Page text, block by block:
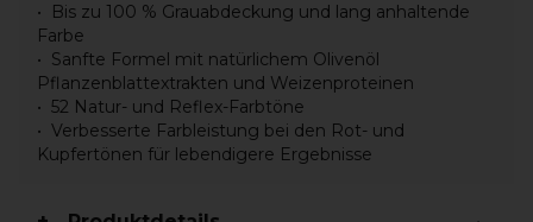
Bis zu 100 % Grauabdeckung und lang anhaltende
Farbe
Sanfte Formel mit natürlichem Olivenöl
Pflanzenblattextrakten und Weizenproteinen
52 Natur- und Reflex-Farbtöne
Verbesserte Farbleistung bei den Rot- und
Kupfertönen für lebendigere Ergebnisse